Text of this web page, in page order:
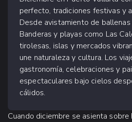
perfecto, tradiciones festivas y
Desde avistamiento de ballenas
Banderas y playas como Las
tirolesas, islas y mercados
une naturaleza y cultura. Los
gastronomía, celebraciones y
espectaculares bajo cielos
cálidos.
Cuando diciembre se asienta